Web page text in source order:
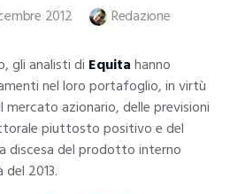
2012 Redazione
gli analisti di Equitahanno
nel loro portafoglio, in virtù
mercato azionario, delle previsioni
piuttosto positivo e del
discesa del prodotto interno
2013.